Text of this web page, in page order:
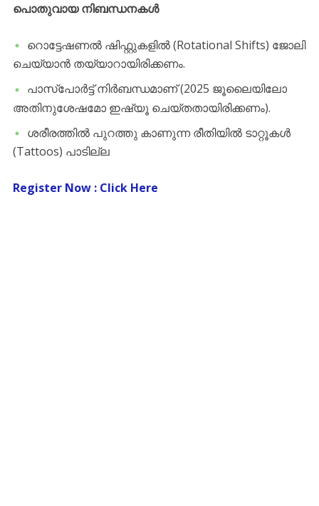
​പൊതുവായ നിബന്ധനകൾ
​റൊട്ടേഷണൽ ഷിഫ്റ്റുകളിൽ (Rotational Shifts) ജോലി
ചെയ്യാൻ തയ്യാറായിരിക്കണം.
​പാസ്‌പോർട്ട് നിർബന്ധമാണ് (2025 ജൂലൈയിലോ
അതിനുശേഷമോ ഇഷ്യൂ ചെയ്തതായിരിക്കണം).
​ശരീരത്തിൽ പുറത്തു കാണുന്ന രീതിയിൽ ടാറ്റൂകൾ
(Tattoos) പാടില്ല
Register Now : Click Here